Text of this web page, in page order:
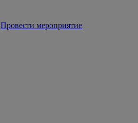
Провести мероприятие